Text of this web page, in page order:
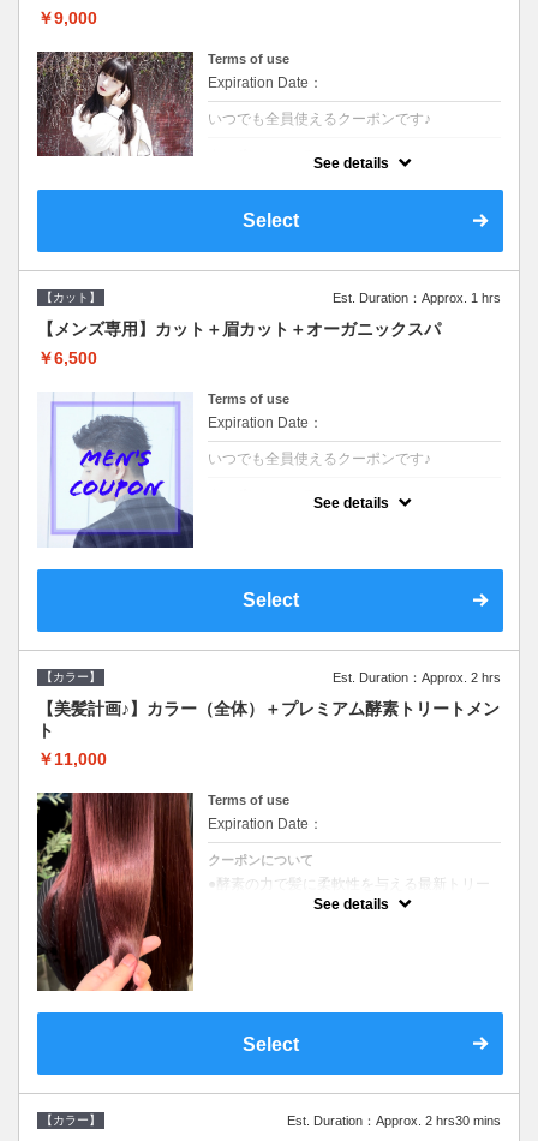
￥9,000
Terms of use
Expiration Date：
いつでも全員使えるクーポンです♪
ら修復し美髪へと導く最新4stepトリートメ
ント☆内側からしっかり修復したい方に♪
See details
Select
【カット】 Est. Duration：Approx. 1 hrs
【メンズ専用】カット＋眉カット＋オーガニックスパ
￥6,500
Terms of use
Expiration Date：
いつでも全員使えるクーポンです♪
気軽なスパです☆
See details
Select
【カラー】 Est. Duration：Approx. 2 hrs
【美髪計画♪】カラー（全体）＋プレミアム酵素トリートメン
ト
￥11,000
Terms of use
Expiration Date：
クーポンについて
●酵素の力で髪に柔軟性を与える最新トリー
トメント●ＳＢ込●長さ料金あり《こちらのク
ーポンご利用のお客様のみ》オリジナル酵素
See details
Select
【カラー】 Est. Duration：Approx. 2 hrs30 mins